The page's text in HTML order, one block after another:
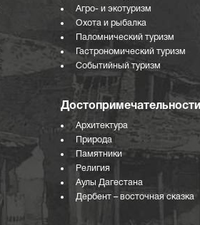
Агро- и экотуризм
Охота и рыбалка
Паломнический туризм
Гастрономический туризм
Событийный туризм
Достопримечательности
Архитектура
Природа
Памятники
Религия
Аулы Дагестана
Дербент – восточная сказка